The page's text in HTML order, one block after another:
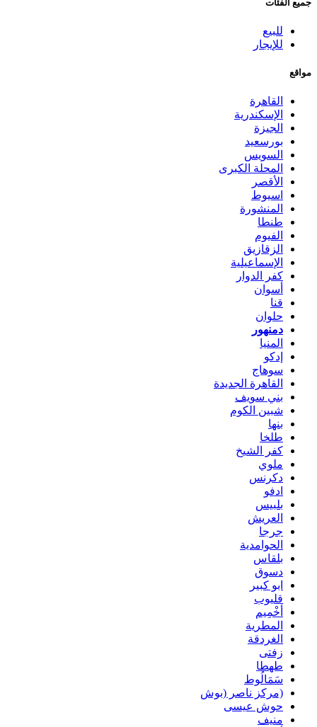
جميع الفئات
للبيع
للإيجار
مواقع
القاهرة
الإسكندرية
الجيزة
بورسعيد
السويس
المحلة الكبرى
الأقصر
اسيوط
المنشورة
طنطا
الفيوم
الزقازيق
الإسماعيلية
كفر الدوار
أسوان
قنا
حلوان
دمنهور
المنيا
إدكو
سوهاج
القاهرة الجديدة
بني سويف
شبين الكوم
بنها
طلخا
كفر الشيخ
ملوي
دكرنس
ادفو
بلبيس
العريش
جرجا
الحوامدية
بلقاس
دسوق
ابو كبير
قليوب
أخْمِيم
المطرية
الغردقة
زفتى
طهطا
سَمَالُوط
(مركز ناصر (بوش
حوش عيسى
منيف